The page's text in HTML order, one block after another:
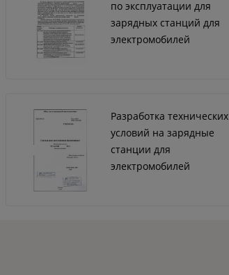
по эксплуатации для
зарядных станций для
электромобилей
Разработка технических
условий на зарядные
станции для
электромобилей